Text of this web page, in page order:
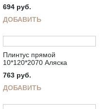
694 руб.
ДОБАВИТЬ
Плинтус прямой
10*120*2070 Аляска
763 руб.
ДОБАВИТЬ